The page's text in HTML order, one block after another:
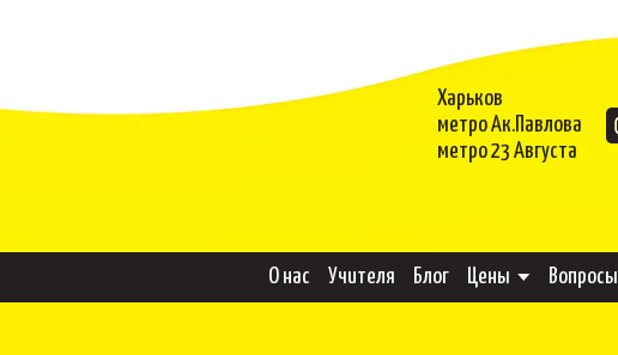
Харьков
метро Ак.Павлова
метро 23 Августа
О нас Учителя Блог Цены Вопросы